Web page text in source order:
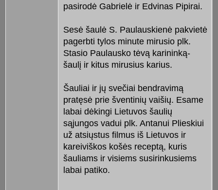
pasirodė Gabrielė ir Edvinas Pipirai.
Sesė šaulė S. Paulauskienė pakvietė
pagerbti tylos minute mirusio plk.
Stasio Paulausko tėvą karininką-
šaulį ir kitus mirusius karius.
Šauliai ir jų svečiai bendravimą
pratęsė prie šventinių vaišių. Esame
labai dėkingi Lietuvos šaulių
sąjungos vadui plk. Antanui Plieskiui
už atsiųstus filmus iš Lietuvos ir
kareiviškos košės receptą, kuris
šauliams ir visiems susirinkusiems
labai patiko.